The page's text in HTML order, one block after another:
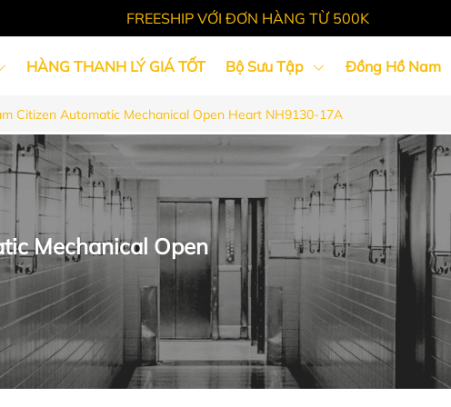
FREESHIP VỚI ĐƠN HÀNG TỪ 500K
HÀNG THANH LÝ GIÁ TỐT Bộ Sưu Tập Đồng Hồ Nam
Citizen Automatic Mechanical Open Heart NH9130-17A
Mechanical Open